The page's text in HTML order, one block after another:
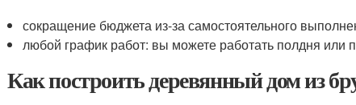
сокращение бюджета из-за самостоятельного
любой график работ: вы можете работать полдня или
Как построить деревянный дом из